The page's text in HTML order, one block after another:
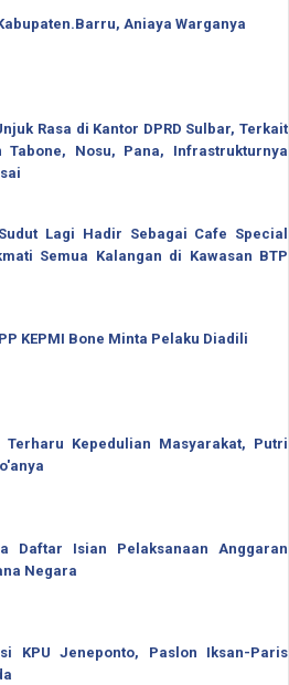
Aniaya Warganya
Rasa di Kantor DPRD Sulbar, Terkait
Tabone, Nosu, Pana, Infrastrukturnya
Lagi Hadir Sebagai Cafe Special
Semua Kalangan di Kawasan BTP
KEPMI Bone Minta Pelaku Diadili
Terharu Kepedulian Masyarakat, Putri
Daftar Isian Pelaksanaan Anggaran
Negara
KPU Jeneponto, Paslon Iksan-Paris